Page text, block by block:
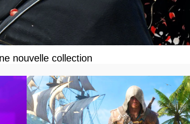
nouvelle collection